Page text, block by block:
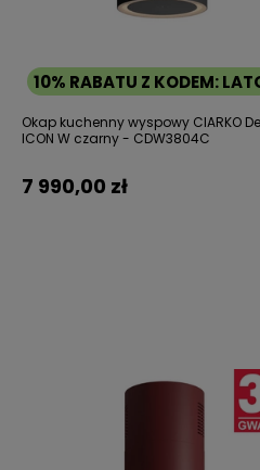
10% RABATU Z KODEM:
Okap kuchenny wyspowy CIARKO
ICON W czarny - CDW3804C
7 990,00 zł